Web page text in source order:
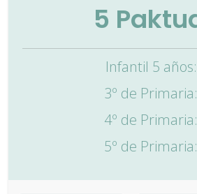
5
Infantil 5 años:
3º de Primaria:
4º de Primaria:
5º de Primaria: